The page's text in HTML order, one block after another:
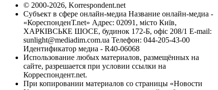
© 2000-2026, Korrespondent.net
Субъект в сфере онлайн-медиа Название онлайн-медиа -
«КореспонденТ.net» Адрес: 02091, місто Київ,
ХАРКІВСЬКЕ ШОСЕ, будинок 172-Б, офіс 208/1 E-mail:
sunlight@mediadim.com.ua Телефон: 044-205-43-00
Идентификатор медиа - R40-06068
Использование любых материалов, размещённых на
сайте, разрешается при условии ссылки на
Корреспондент.net.
При копировании материалов со страницы «Новости